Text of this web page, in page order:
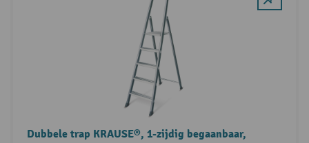
Dubbele trap KRAUSE®, 1-zijdig begaanbaar,